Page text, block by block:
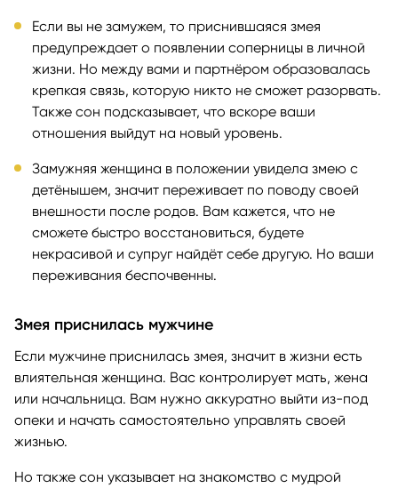
Если вы не замужем, то приснившаяся змея
предупреждает о появлении соперницы в личной
жизни. Но между вами и партнёром образовалась
крепкая связь, которую никто не сможет разорвать.
Также сон подсказывает, что вскоре ваши
отношения выйдут на новый уровень.
Замужняя женщина в положении увидела змею с
детёнышем, значит переживает по поводу своей
внешности после родов. Вам кажется, что не
сможете быстро восстановиться, будете
некрасивой и супруг найдёт себе другую. Но ваши
переживания беспочвенны.
Змея приснилась мужчине
Если мужчине приснилась змея, значит в жизни есть
влиятельная женщина. Вас контролирует мать, жена
или начальница. Вам нужно аккуратно выйти из-под
опеки и начать самостоятельно управлять своей
жизнью.
Но также сон указывает на знакомство с мудрой